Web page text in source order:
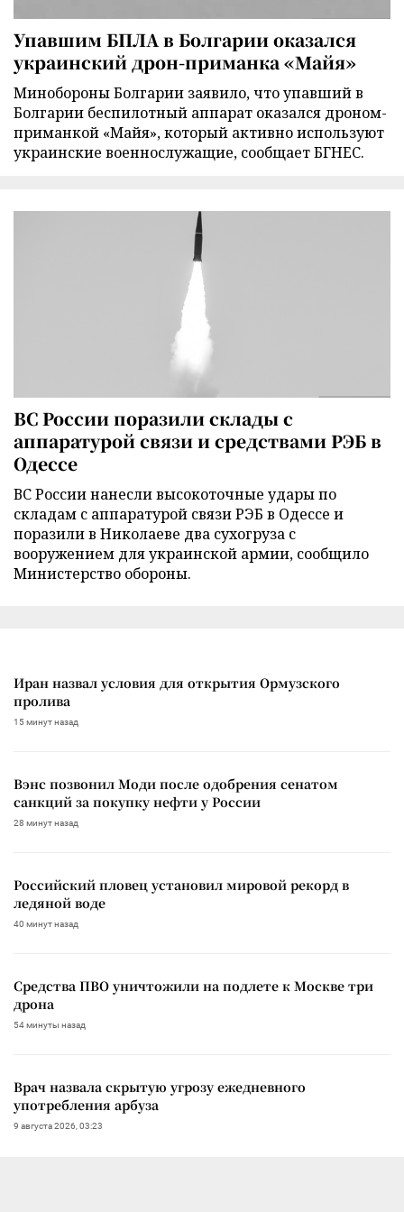
Упавшим БПЛА в Болгарии оказался
украинский дрон-приманка «Майя»
Минобороны Болгарии заявило, что упавший в
Болгарии беспилотный аппарат оказался дроном-
приманкой «Майя», который активно используют
украинские военнослужащие, сообщает БГНЕС.
ВС России поразили склады с
аппаратурой связи и средствами РЭБ в
Одессе
ВС России нанесли высокоточные удары по
складам с аппаратурой связи РЭБ в Одессе и
поразили в Николаеве два сухогруза с
вооружением для украинской армии, сообщило
Министерство обороны.
Иран назвал условия для открытия Ормузского
пролива
15 минут назад
Вэнс позвонил Моди после одобрения сенатом
санкций за покупку нефти у России
28 минут назад
Российский пловец установил мировой рекорд в
ледяной воде
40 минут назад
Средства ПВО уничтожили на подлете к Москве три
дрона
54 минуты назад
Врач назвала скрытую угрозу ежедневного
употребления арбуза
9 августа 2026, 03:23